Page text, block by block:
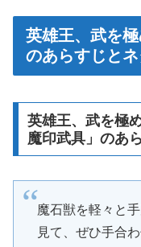
英雄王、武を極
のあらすじと
英雄王、武を極
魔印武具」のあ
魔石獣を軽々と
見て、ぜひ手合